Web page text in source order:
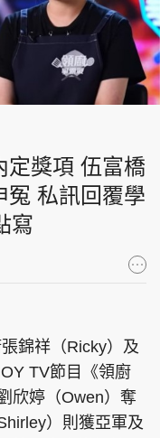
定獎項 伍富橋
冤 私訊回覆學
寫
錦祥（Ricky）及
TV節目《領廚
欣婷（Owen）奪
）則獲亞軍及